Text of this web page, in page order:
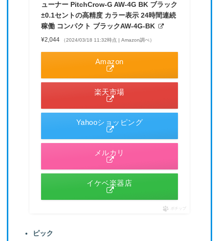
ューナー PitchCrow-G AW-4G BK ブラック
±0.1セントの高精度 カラー表示 24時間連続
稼働 コンパクト ブラックAW-4G-BK
¥2,044 （2024/03/18 11:32時点 | Amazon調べ）
Amazon
楽天市場
Yahooショッピング
メルカリ
イケベ楽器店
ポチップ
ピック